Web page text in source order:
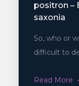
positron –
saxonia
So, who or
difficult to
Read More